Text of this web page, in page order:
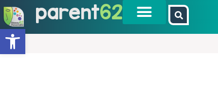
Ouvrir la barre d’outils
parent62